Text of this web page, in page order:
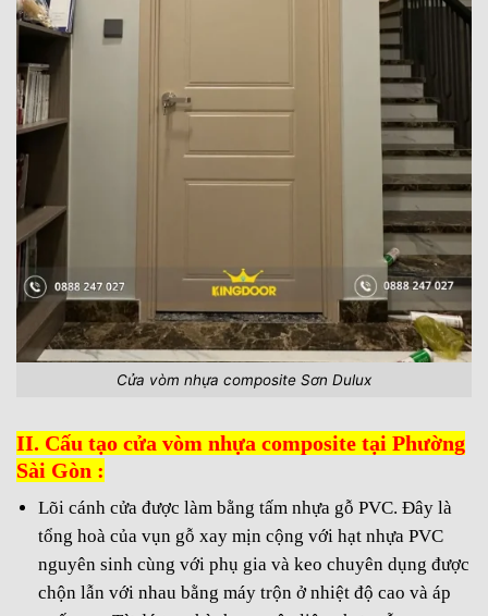
Cửa vòm nhựa composite Sơn Dulux
II. Cấu tạo cửa vòm nhựa composite tại Phường
Sài Gòn :
Lõi cánh cửa được làm bằng tấm nhựa gỗ PVC. Đây là
tổng hoà của vụn gỗ xay mịn cộng với hạt nhựa PVC
nguyên sinh cùng với phụ gia và keo chuyên dụng được
chộn lẫn với nhau bằng máy trộn ở nhiệt độ cao và áp